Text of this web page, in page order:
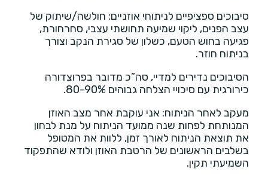
סיבוכים ספציפיים לניתוחי אוזניים: חולשה/שיתוק של
עצב הפנים, ליקוי שמיעה תחושתי עצבי, סחרחורת,
פגיעה בחוש הטעם, כשלון של סגירת הנקב וצורך
בניתוח חוזר.
הסיבוכים נדירים למדיי, סה”כ מדובר בפרוצדורה
כירורגית עם סיכויי הצלחה גבוהים 80-90%.
מעקב לאחר הניתוח: אני עוקבת אחר מצב האוזן
המנותחת לפחות שנה ממועד הניתוח על מנת לבחון
את תוצאת הניתוח לאורך זמן, ללוות את המטופל
בשלבים הראשונים של הרטבת האוזן ולודא שהתפקוד
השמיעתי תקין.